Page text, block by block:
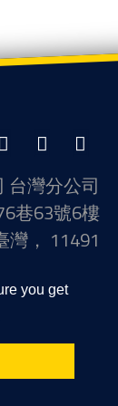
you get
FacebookTwitter
台灣分公司
巷63號6樓
灣， 11491
0266
隱私政策